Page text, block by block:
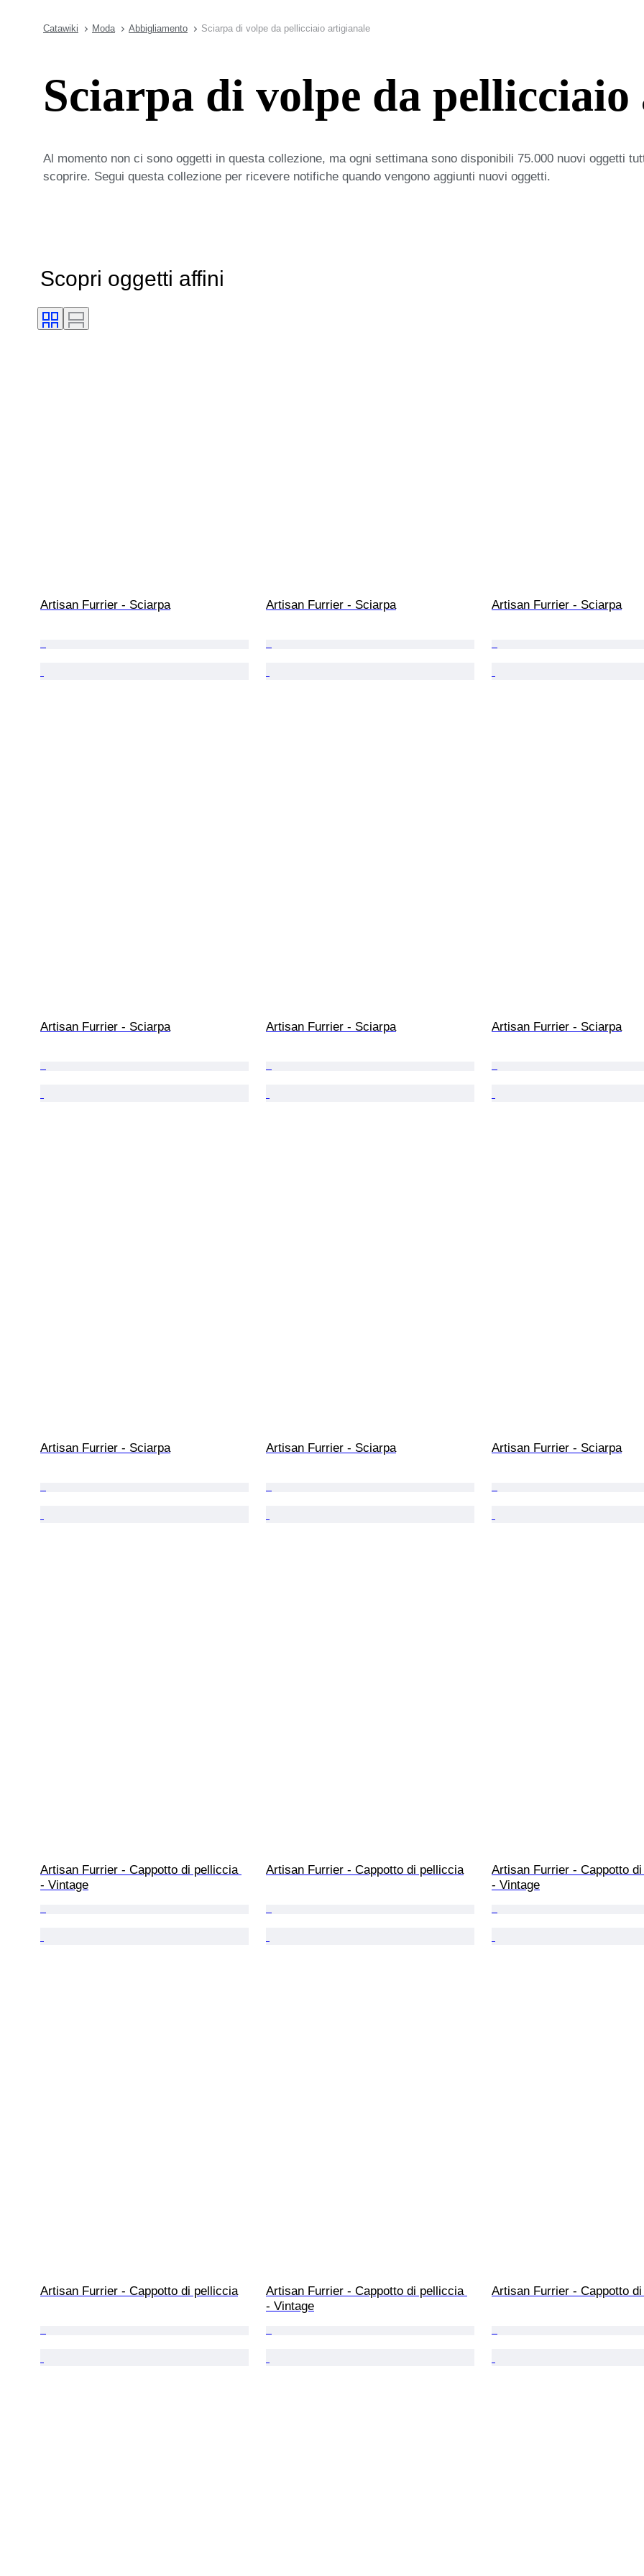
Catawiki Moda Abbigliamento Sciarpa di volpe da pellicciaio artigianale
Sciarpa di volpe da
Al momento non ci sono oggetti in questa collezione, ma ogni settimana sono disponibili 75.000 nuovi oggetti
scoprire. Segui questa collezione per ricevere notifiche quando vengono aggiunti nuovi oggetti.
Scopri oggetti affini
Artisan Furrier - Sciarpa Artisan Furrier - Sciarpa Artisan Furrier - Sciarpa
Artisan Furrier - Sciarpa Artisan Furrier - Sciarpa Artisan Furrier - Sciarpa
Artisan Furrier - Sciarpa Artisan Furrier - Sciarpa Artisan Furrier - Sciarpa
Artisan Furrier - Cappotto di pelliccia
- Vintage
Artisan Furrier - Cappotto di pelliccia
Artisan Furrier - Cappotto
- Vintage
Artisan Furrier - Cappotto di pelliccia
Artisan Furrier - Cappotto di pelliccia
- Vintage
Artisan Furrier - Cappotto